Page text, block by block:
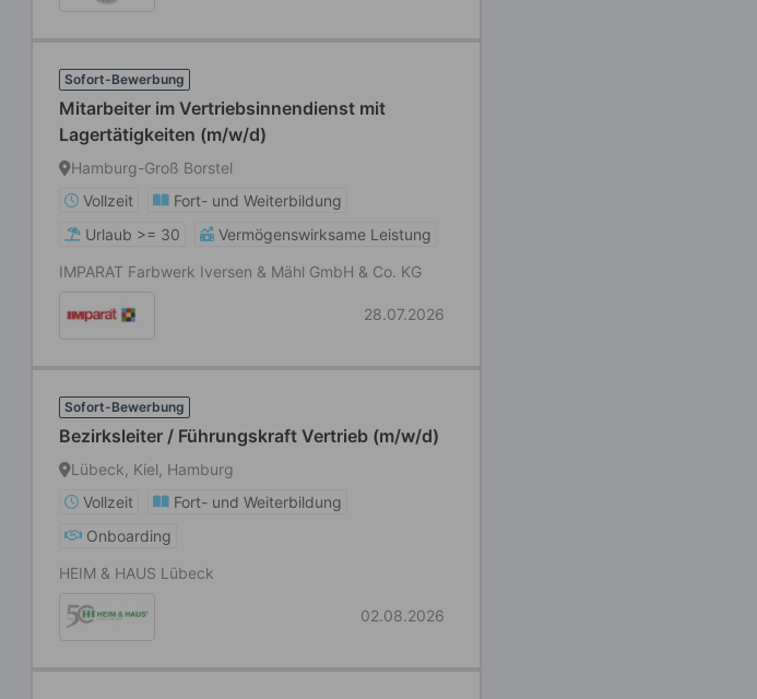
Sofort-Bewerbung
Mitarbeiter im Vertriebsinnendienst mit
Lagertätigkeiten (m/w/d)
Hamburg-Groß Borstel
Vollzeit
Fort- und Weiterbildung
Urlaub >= 30
Vermögenswirksame Leistung
IMPARAT Farbwerk Iversen & Mähl GmbH & Co. KG
28.07.2026
Sofort-Bewerbung
Bezirksleiter / Führungskraft Vertrieb (m/w/d)
Lübeck, Kiel, Hamburg
Vollzeit
Fort- und Weiterbildung
Onboarding
HEIM & HAUS Lübeck
02.08.2026